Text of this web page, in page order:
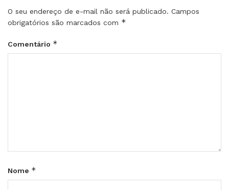
O seu endereço de e-mail não será publicado. Campos
obrigatórios são marcados com *
Comentário *
Nome *